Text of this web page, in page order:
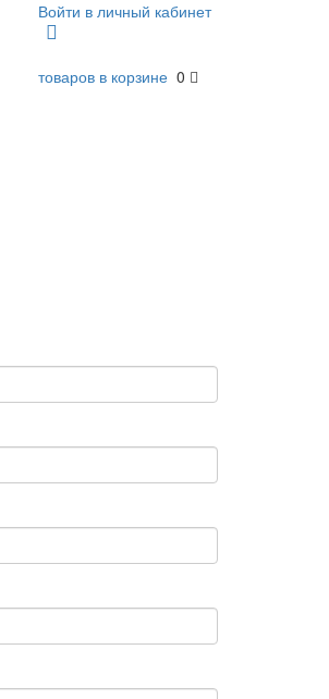
Войти в личный кабинет
товаров в корзине 0